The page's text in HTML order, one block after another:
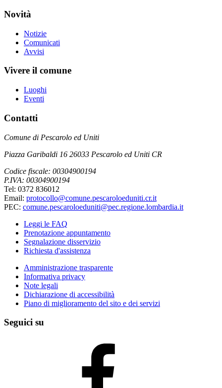
Novità
Notizie
Comunicati
Avvisi
Vivere il comune
Luoghi
Eventi
Contatti
Comune di Pescarolo ed Uniti
Piazza Garibaldi 16 26033 Pescarolo ed Uniti CR
Codice fiscale: 00304900194
P.IVA: 00304900194
Tel: 0372 836012
Email: protocollo@comune.pescaroloeduniti.cr.it
PEC: comune.pescaroloeduniti@pec.regione.lombardia.it
Leggi le FAQ
Prenotazione appuntamento
Segnalazione disservizio
Richiesta d'assistenza
Amministrazione trasparente
Informativa privacy
Note legali
Dichiarazione di accessibilità
Piano di miglioramento del sito e dei servizi
Seguici su